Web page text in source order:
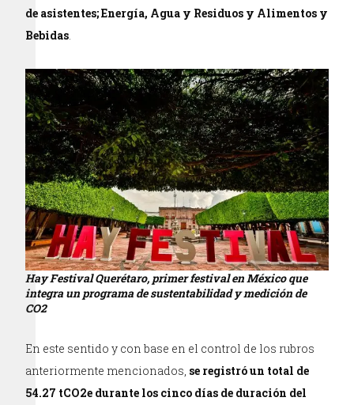
de asistentes; Energía, Agua y Residuos y Alimentos y
Bebidas.
Hay Festival Querétaro, primer festival en México que
integra un programa de sustentabilidad y medición de
CO2
En este sentido y con base en el control de los rubros
anteriormente mencionados, se registró un total de
54.27 tCO2e durante los cinco días de duración del